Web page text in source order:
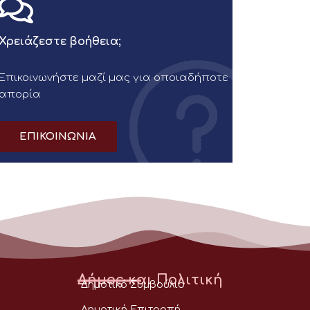
Χρειάζεστε βοήθεια;
Επικοινωνήστε μαζί μας για οποιαδήποτε
απορία
ΕΠΙΚΟΙΝΩΝΙΑ
Δήμος και Πολιτική
Δημοτικό Συμβούλιο